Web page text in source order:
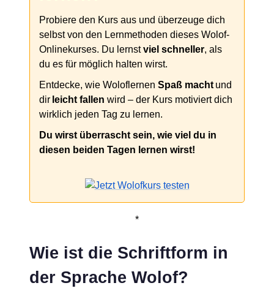
Probiere den Kurs aus und überzeuge dich
selbst von den Lernmethoden dieses Wolof-
Onlinekurses. Du lernstviel schneller, als
du es für möglich halten wirst.
Entdecke, wie Woloflernen Spaß macht und
dir leicht fallen wird – der Kurs motiviert dich
wirklich jeden Tag zu lernen.
Du wirst überrascht sein, wie viel du in
diesen beiden Tagen lernen wirst!
*
Wie ist die Schriftform in
der Sprache Wolof?